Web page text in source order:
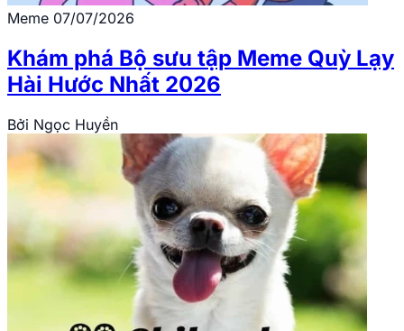
Meme 07/07/2026
Khám phá Bộ sưu tập Meme Quỳ Lạy
Hài Hước Nhất 2026
Bởi Ngọc Huyền